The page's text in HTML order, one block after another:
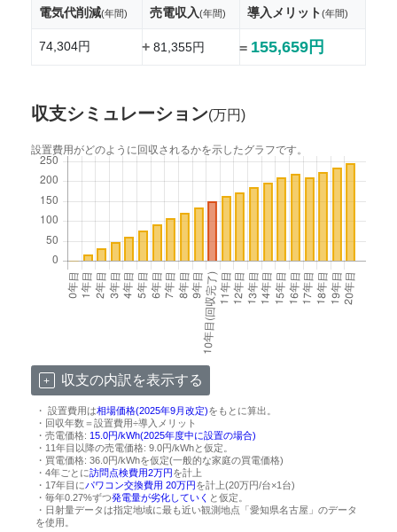
電気代削減(年間) 売電収入(年間) 導入メリット(年間)
74,304円 +81,355円 = 155,659円
収支シミュレーション(万円)
設置費用がどのように回収されるかを示したグラフです。
収支の内訳を表示する
・ 設置費用は相場価格(2025年9月改定)をもとに算出。
・回収年数＝設置費用÷導入メリット
・売電価格: 15.0円/kWh(2025年度中に設置の場合)
・11年目以降の売電価格: 9.0円/kWhと仮定。
・買電価格: 36.0円/kWhを仮定(一般的な家庭の買電価格)
・4年ごとに訪問点検費用2万円を計上
・17年目にパワコン交換費用 20万円を計上(20万円/台×1台)
・毎年0.27%ずつ発電量が劣化していく と仮定。
・日射量データは指定地域に最も近い観測地点「愛知県名古屋」のデータ
を使用。